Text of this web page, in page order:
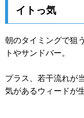
イトっ気
朝のタイミングで狙
トやサンドバー。
プラス、若干流れが
気があるウィードが